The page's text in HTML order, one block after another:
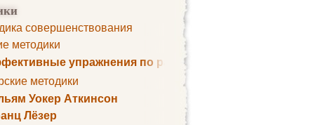
совершенствования
методики
упражнения по развитию памяти
методики
Уокер Аткинсон
Лёзер